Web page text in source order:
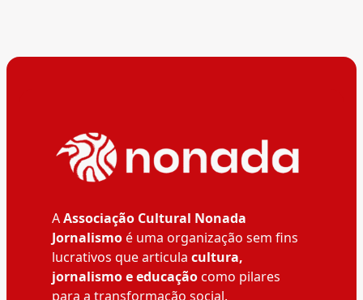
AAssociação Cultural Nonada
Jornalismoé uma organização sem fins
lucrativos que articula cultura,
jornalismo e educaçãocomo pilares
para a transformação social.